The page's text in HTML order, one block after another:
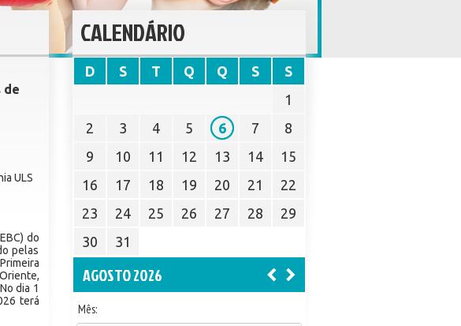
de
ULS
do
pelas
dia 1
terá
CALENDÁRIO
D S T Q Q S
S
1
2
3 4 5 6 7
8
9
10 11 12 13 14
15
16
17 18 19 20 21
22
23
24 25 26 27 28
29
30
31
AGOSTO 2026
Mês: